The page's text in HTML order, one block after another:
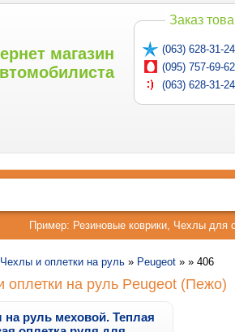
магазин
Заказ
(063) 628-31-24
(095) 757-69-62
(063) 628-31-24
Пример: Резиновые коврики, Чехлы для
Чехлы и оплетки на руль » Peugeot » » 406
оплетки на руль Peugeot (Пежо)
на руль меховой. Теплая